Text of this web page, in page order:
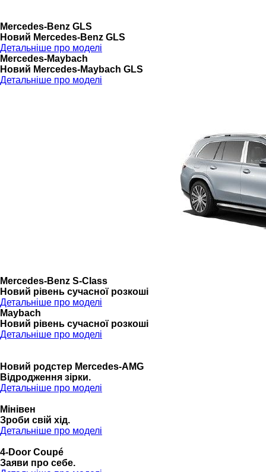
Mercedes-Benz GLS
Новий Mercedes-Benz GLS
Детальніше про моделі
Mercedes-Maybach
Новий Mercedes-Maybach GLS
Детальніше про моделі
Mercedes-Benz S-Class
Новий рівень сучасної розкоші
Детальніше про моделі
Maybach
Новий рівень сучасної розкоші
Детальніше про моделі
Новий родстер Mercedes-AMG
Відродження зірки.
Детальніше про моделі
Мінівен
Зроби свій хід.
Детальніше про моделі
4-Door Coupé
Заяви про себе.